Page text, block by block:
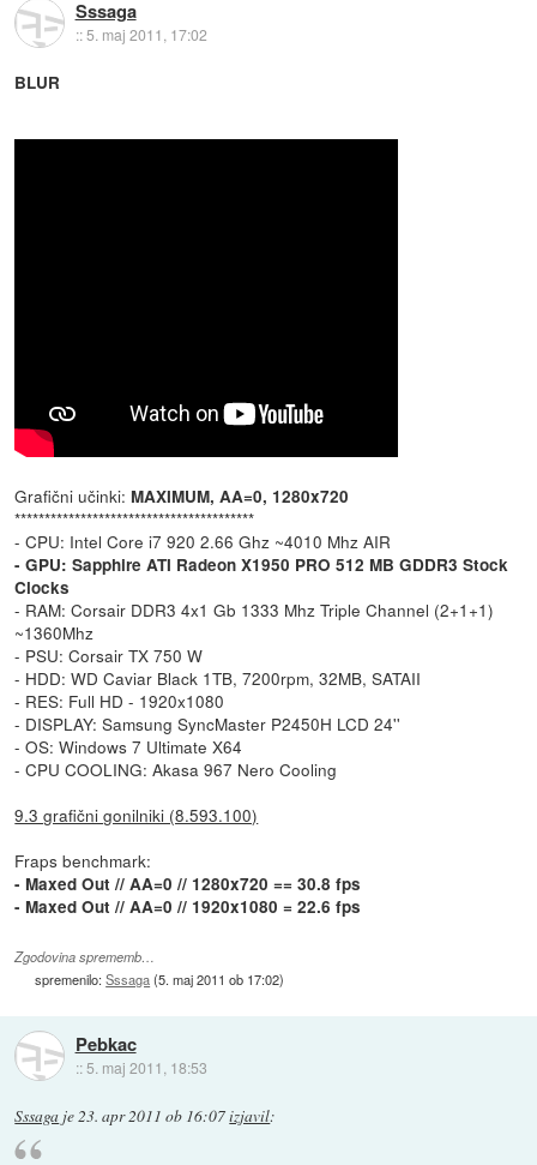
Sssaga
::5. maj 2011, 17:02
BLUR
Grafični učinki: MAXIMUM, AA=0, 1280x720
****************************************
- CPU: Intel Core i7 920 2.66 Ghz ~4010 Mhz AIR
- GPU: Sapphire ATI Radeon X1950 PRO 512 MB GDDR3 Stock
Clocks
- RAM: Corsair DDR3 4x1 Gb 1333 Mhz Triple Channel (2+1+1)
~1360Mhz
- PSU: Corsair TX 750 W
- HDD: WD Caviar Black 1TB, 7200rpm, 32MB, SATAII
- RES: Full HD - 1920x1080
- DISPLAY: Samsung SyncMaster P2450H LCD 24''
- OS: Windows 7 Ultimate X64
- CPU COOLING: Akasa 967 Nero Cooling
9.3 grafični gonilniki (8.593.100)
Fraps benchmark:
- Maxed Out // AA=0 // 1280x720 == 30.8 fps
- Maxed Out // AA=0 // 1920x1080 = 22.6 fps
Zgodovina sprememb…
spremenilo:Sssaga(5. maj 2011 ob 17:02)
Pebkac
:: 5. maj 2011, 18:53
Sssaga je 23. apr 2011 ob 16:07izjavil: